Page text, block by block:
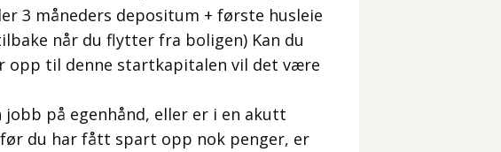
3 måneders depositum + første husleie
når du flytter fra boligen) Kan du
opp til denne startkapitalen vil det være
jobb på egenhånd, eller er i en akutt
du har fått spart opp nok penger, er